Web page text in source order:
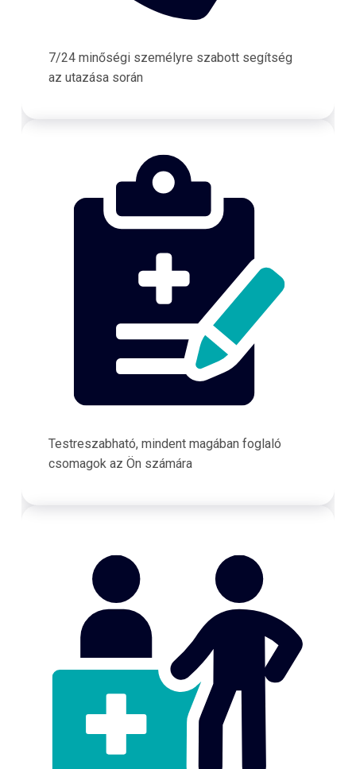
7/24 minőségi személyre szabott segítség
az utazása során
Testreszabható, mindent magában foglaló
csomagok az Ön számára